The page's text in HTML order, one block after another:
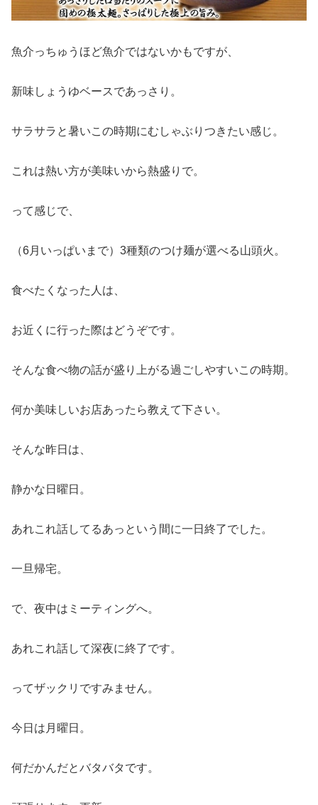
魚介っちゅうほど魚介ではないかもですが、
新味しょうゆベースであっさり。
サラサラと暑いこの時期にむしゃぶりつきたい感じ。
これは熱い方が美味いから熱盛りで。
って感じで、
（6月いっぱいまで）3種類のつけ麺が選べる山頭火。
食べたくなった人は、
お近くに行った際はどうぞです。
そんな食べ物の話が盛り上がる過ごしやすいこの時期。
何か美味しいお店あったら教えて下さい。
そんな昨日は、
静かな日曜日。
あれこれ話してるあっという間に一日終了でした。
一旦帰宅。
で、夜中はミーティングへ。
あれこれ話して深夜に終了です。
ってザックリですみません。
今日は月曜日。
何だかんだとバタバタです。